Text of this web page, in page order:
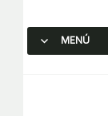
MENÚ